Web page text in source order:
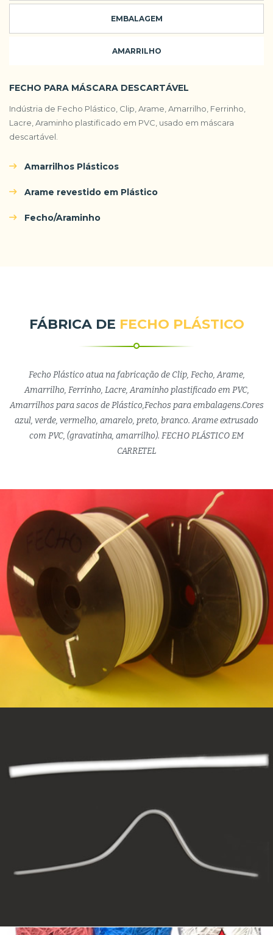
EMBALAGEM
AMARRILHO
FECHO PARA MÁSCARA DESCARTÁVEL
Indústria de Fecho Plástico, Clip, Arame, Amarrilho, Ferrinho,
Lacre, Araminho plastificado em PVC, usado em máscara
descartável.
Amarrilhos Plásticos
Arame revestido em Plástico
Fecho/Araminho
FÁBRICA DE FECHO PLÁSTICO
Fecho Plástico atua na fabricação de Clip, Fecho, Arame,
Amarrilho, Ferrinho, Lacre, Araminho plastificado em PVC,
Amarrilhos para sacos de Plástico,Fechos para embalagens.Cores
azul, verde, vermelho, amarelo, preto, branco. Arame extrusado
com PVC, (gravatinha, amarrilho). FECHO PLÁSTICO EM
CARRETEL